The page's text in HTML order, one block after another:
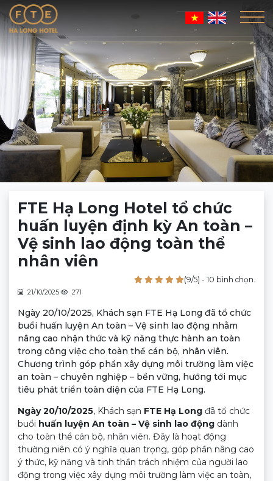
FTE Hạ Long Hotel tổ chức
huấn luyện định kỳ An toàn –
Vệ sinh lao động toàn thể
nhân viên
(9/5) - 10 bình chọn.
21/10/2025 271
Ngày 20/10/2025, Khách sạn FTE Hạ Long đã tổ chức
buổi huấn luyện An toàn – Vệ sinh lao động nhằm
nâng cao nhận thức và kỹ năng thực hành an toàn
trong công việc cho toàn thể cán bộ, nhân viên.
Chương trình góp phần xây dựng môi trường làm việc
an toàn – chuyên nghiệp – bền vững, hướng tới mục
tiêu phát triển toàn diện của FTE Hạ Long.
Ngày 20/10/2025, Khách sạn FTE Hạ Long đã tổ chức
buổi huấn luyện An toàn – Vệ sinh lao động dành
cho toàn thể cán bộ, nhân viên. Đây là hoạt động
thường niên có ý nghĩa quan trọng, góp phần nâng cao
ý thức, kỹ năng và tinh thần trách nhiệm của người lao
động trong việc xây dựng môi trường làm việc an toàn,